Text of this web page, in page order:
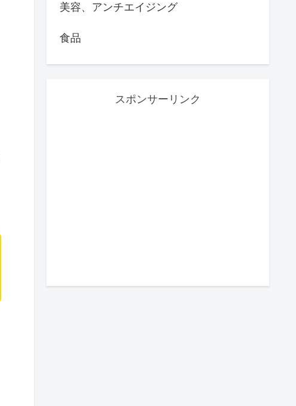
美容、アンチエイジング
食品
スポンサーリンク